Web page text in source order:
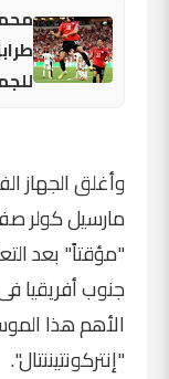
وأغلق الجهاز
مارسيل كولر
"مؤقتاً" بعد
جنوب أفريقيا
الأهم هذا
"إنتركونتيننتال".